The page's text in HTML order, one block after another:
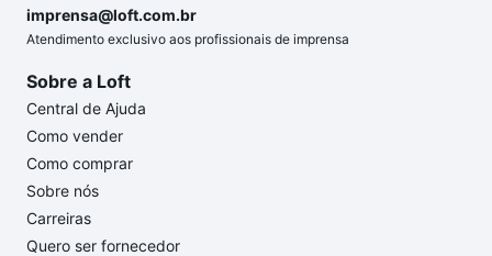
imprensa@loft.com.br
Atendimento exclusivo aos profissionais de imprensa
Sobre a Loft
Central de Ajuda
Como vender
Como comprar
Sobre nós
Carreiras
Quero ser fornecedor